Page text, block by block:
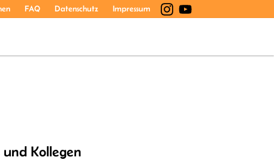
FAQ Datenschutz Impressum
und Kollegen